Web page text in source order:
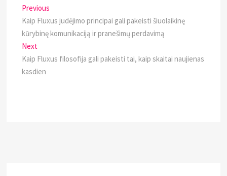
Navigacija
tarp
įrašų
Previous
post:
Kaip Fluxus judėjimo principai gali pakeisti šiuolaikinę
kūrybinę komunikaciją ir pranešimų perdavimą
Next
post:
Kaip Fluxus filosofija gali pakeisti tai, kaip skaitai naujienas
kasdien